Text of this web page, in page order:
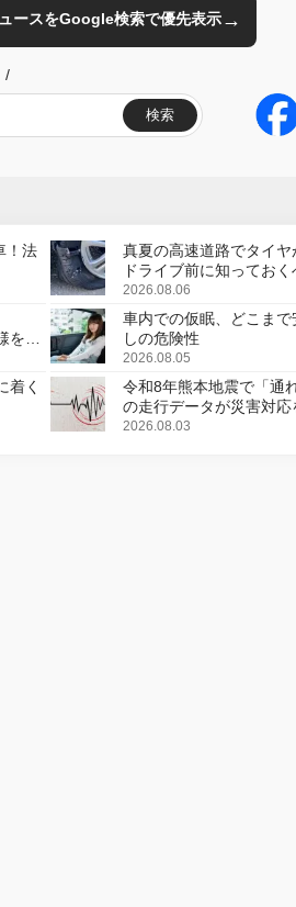
ースをGoogle検索で優先表示→
/
検索
！法
真夏の高速道路でタイ
ドライブ前に知ってお
2026.08.06
変
車内での仮眠、どこま
しの危険性
2026.08.05
着く
令和8年熊本地震で「通
の走行データが災害対応
2026.08.03